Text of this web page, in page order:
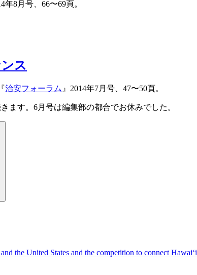
年8月号、66〜69頁。
ス
治安フォーラム 』2014年7月号、47〜50頁。
す。6月号は編集部の都合でお休みでした。
the United States and the competition to connect Hawai‘i